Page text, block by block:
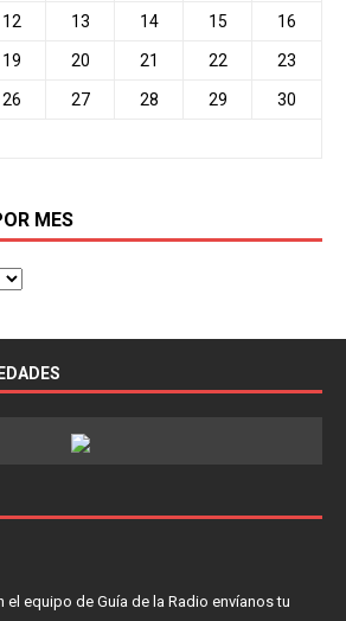
12 13 14 15 16
19 20 21 22 23
26 27 28 29 30
MES
equipo de Guía de la Radio envíanos tu